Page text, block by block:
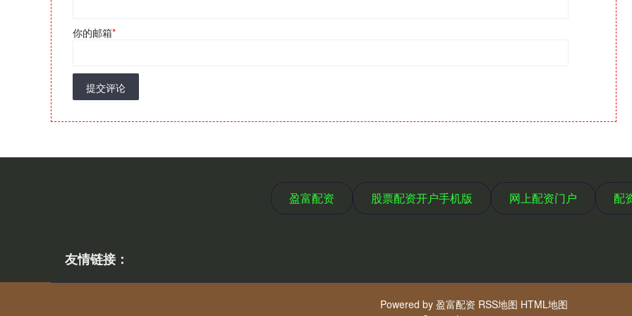
你的邮箱*
提交评论
盈富配资 股票配资开户手机版 网上配资门户 配
友情链接：
Powered by 盈富配资 RSS地图 HTML地图